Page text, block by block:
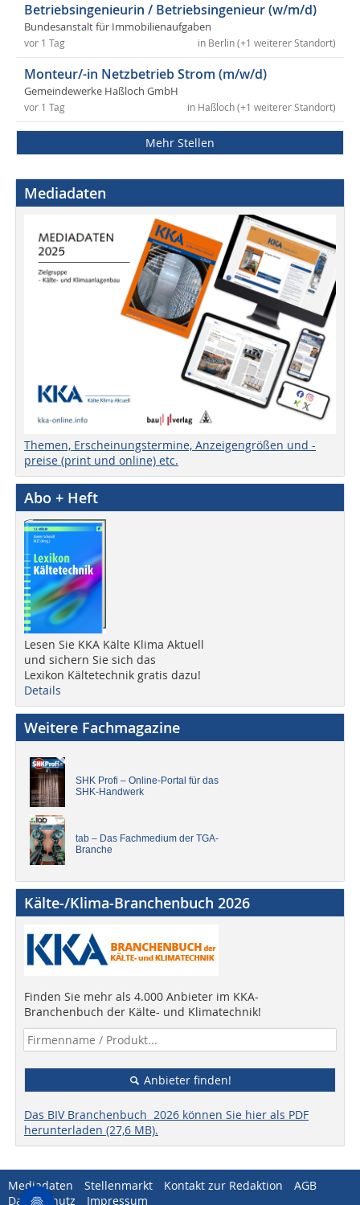
Betriebsingenieurin / Betriebsingenieur (w/m/d)
Bundesanstalt für Immobilienaufgaben
in Berlin (+1 weiterer Standort)
vor 1 Tag
Monteur/-in Netzbetrieb Strom (m/w/d)
Gemeindewerke Haßloch GmbH
in Haßloch (+1 weiterer Standort)
vor 1 Tag
Mehr Stellen
Mediadaten
Themen, Erscheinungstermine, Anzeigengrößen und -
preise (print und online) etc.
Abo + Heft
Lesen Sie KKA Kälte Klima Aktuell
und sichern Sie sich das
Lexikon Kältetechnik gratis dazu!
Details
Weitere Fachmagazine
SHK Profi – Online-Portal für das
SHK-Handwerk
tab – Das Fachmedium der TGA-
Branche
Kälte-/Klima-Branchenbuch 2026
Finden Sie mehr als 4.000 Anbieter im KKA-
Branchenbuch der Kälte- und Klimatechnik!
Anbieter finden!
Das BIV Branchenbuch 2026 können Sie hier als PDF
herunterladen (27,6 MB).
Mediadaten Stellenmarkt Kontakt zur Redaktion
AGB
Datenschutz
Impressum